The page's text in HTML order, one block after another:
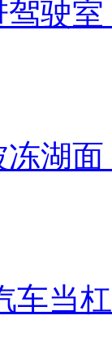
驶
湖
车当